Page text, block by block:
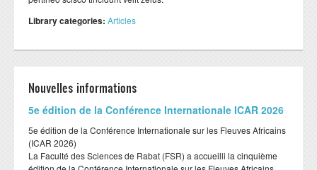
Département GEOLOGIE
Département MATHEMATIQUES
Département PHYSIQUE
Library categories: Articles
Nouvelles informations
​5e édition de la Conférence Internationale ICAR 2026
​5e édition de la Conférence Internationale sur les Fleuves Africains
(ICAR 2026)
​La Faculté des Sciences de Rabat (FSR) a accueilli la cinquième